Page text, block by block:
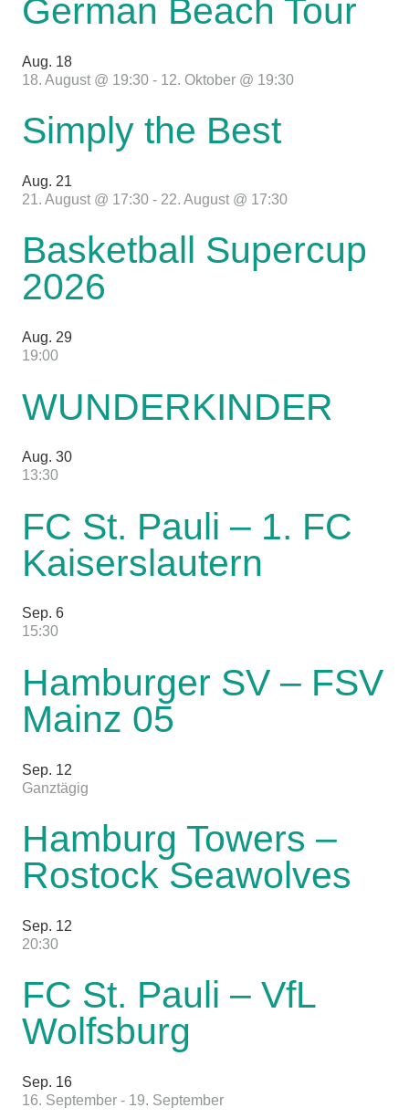
German Beach Tour
Aug. 18
18. August @ 19:30 - 12. Oktober @ 19:30
Simply the Best
Aug. 21
21. August @ 17:30 - 22. August @ 17:30
Basketball Supercup
2026
Aug. 29
19:00
WUNDERKINDER
Aug. 30
13:30
FC St. Pauli – 1. FC
Kaiserslautern
Sep. 6
15:30
Hamburger SV – FSV
Mainz 05
Sep. 12
Ganztägig
Hamburg Towers –
Rostock Seawolves
Sep. 12
20:30
FC St. Pauli – VfL
Wolfsburg
Sep. 16
16. September - 19. September